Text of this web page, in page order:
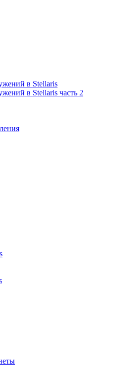
в Stellaris
в Stellaris часть 2